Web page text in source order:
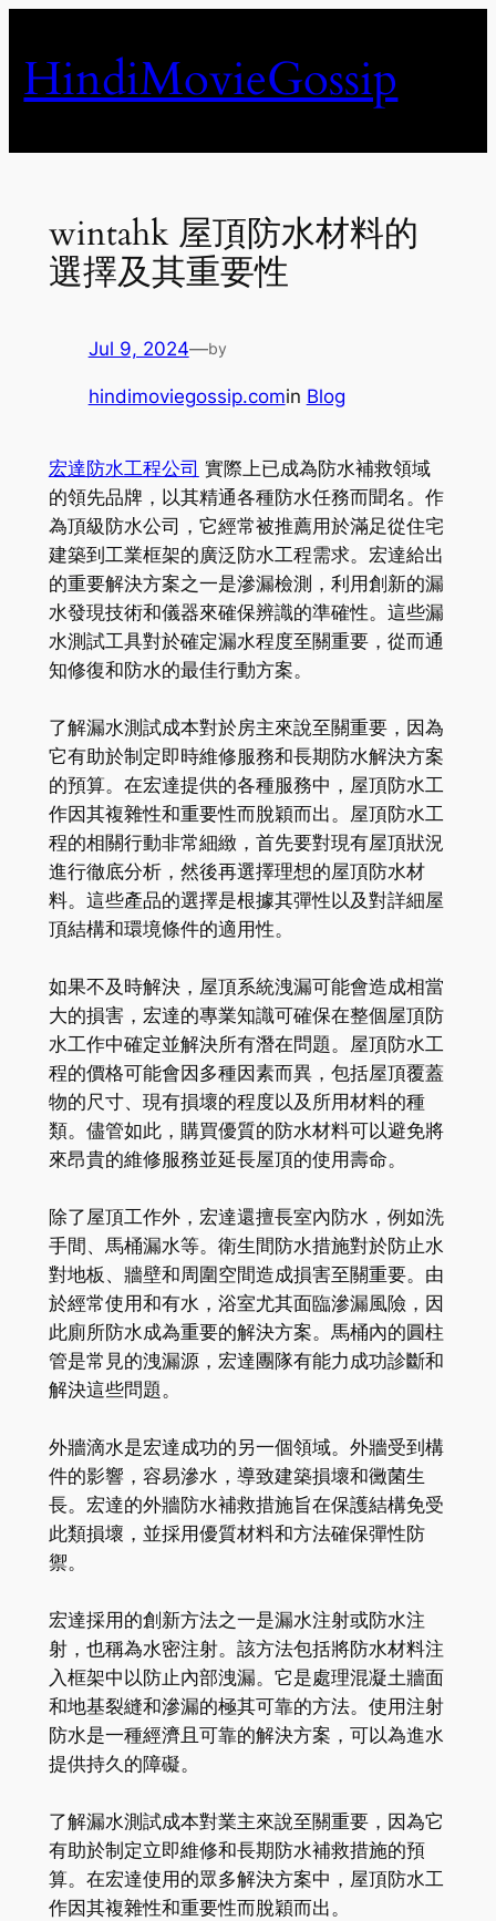
content
HindiMovieGossip
wintahk 屋頂防水材料的
選擇及其重要性
Jul 9, 2024—by
hindimoviegossip.comin Blog
宏達防水工程公司 實際上已成為防水補救領域
的領先品牌，以其精通各種防水任務而聞名。作
為頂級防水公司，它經常被推薦用於滿足從住宅
建築到工業框架的廣泛防水工程需求。宏達給出
的重要解決方案之一是滲漏檢測，利用創新的漏
水發現技術和儀器來確保辨識的準確性。這些漏
水測試工具對於確定漏水程度至關重要，從而通
知修復和防水的最佳行動方案。
了解漏水測試成本對於房主來說至關重要，因為
它有助於制定即時維修服務和長期防水解決方案
的預算。在宏達提供的各種服務中，屋頂防水工
作因其複雜性和重要性而脫穎而出。屋頂防水工
程的相關行動非常細緻，首先要對現有屋頂狀況
進行徹底分析，然後再選擇理想的屋頂防水材
料。這些產品的選擇是根據其彈性以及對詳細屋
頂結構和環境條件的適用性。
如果不及時解決，屋頂系統洩漏可能會造成相當
大的損害，宏達的專業知識可確保在整個屋頂防
水工作中確定並解決所有潛在問題。屋頂防水工
程的價格可能會因多種因素而異，包括屋頂覆蓋
物的尺寸、現有損壞的程度以及所用材料的種
類。儘管如此，購買優質的防水材料可以避免將
來昂貴的維修服務並延長屋頂的使用壽命。
除了屋頂工作外，宏達還擅長室內防水，例如洗
手間、馬桶漏水等。衛生間防水措施對於防止水
對地板、牆壁和周圍空間造成損害至關重要。由
於經常使用和有水，浴室尤其面臨滲漏風險，因
此廁所防水成為重要的解決方案。馬桶內的圓柱
管是常見的洩漏源，宏達團隊有能力成功診斷和
解決這些問題。
外牆滴水是宏達成功的另一個領域。外牆受到構
件的影響，容易滲水，導致建築損壞和黴菌生
長。宏達的外牆防水補救措施旨在保護結構免受
此類損壞，並採用優質材料和方法確保彈性防
禦。
宏達採用的創新方法之一是漏水注射或防水注
射，也稱為水密注射。該方法包括將防水材料注
入框架中以防止內部洩漏。它是處理混凝土牆面
和地基裂縫和滲漏的極其可靠的方法。使用注射
防水是一種經濟且可靠的解決方案，可以為進水
提供持久的障礙。
了解漏水測試成本對業主來說至關重要，因為它
有助於制定立即維修和長期防水補救措施的預
算。在宏達使用的眾多解決方案中，屋頂防水工
作因其複雜性和重要性而脫穎而出。